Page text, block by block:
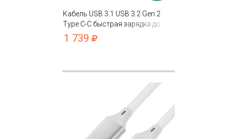
Кабель USB 3.1 USB 3.2 Gen 2
Type C-С быстрая зарядка до
100W/20V/5A 10 Гбит/с
1 739